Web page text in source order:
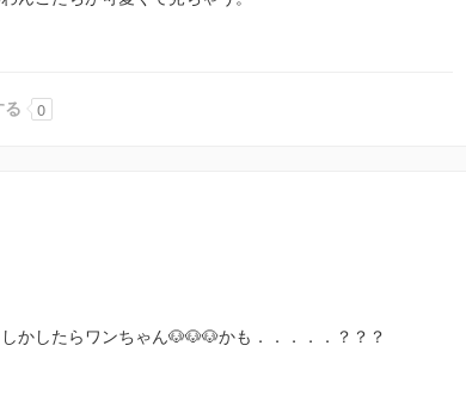
る 0
かしたらワンちゃん🐶🐶🐶かも．．．．．？？？